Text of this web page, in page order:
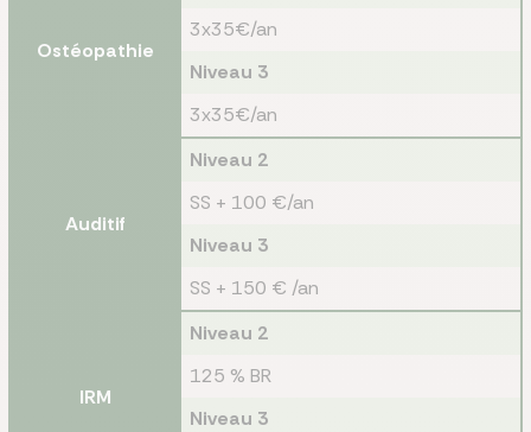
Ostéopathie
3x35€/an
Niveau 3
3x35€/an
Auditif
Niveau 2
SS + 100 €/an
Niveau 3
SS + 150 € /an
IRM
Niveau 2
125 % BR
Niveau 3